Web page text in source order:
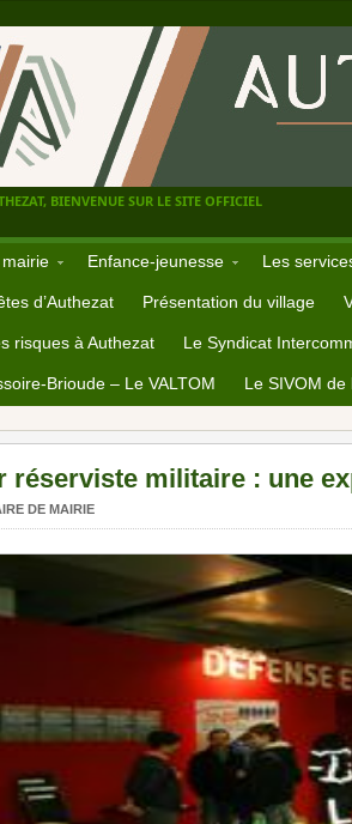
BIENVENUE SUR LE SITE OFFICIEL
Enfance-jeunesse Les
d’Authezat Présentation du village
risques à Authezat Le Syndicat
Brioude – Le VALTOM Le SIVOM de
réserviste militaire : une
DE MAIRIE